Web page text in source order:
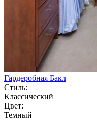
Гардеробная Бакл
Стиль:
Классический
Цвет:
Темный